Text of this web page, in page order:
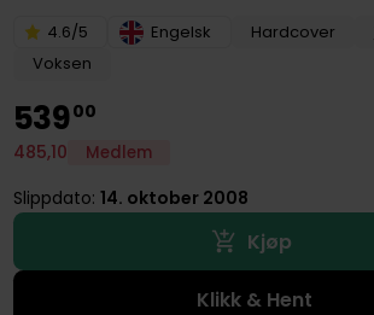
4.6/5 Engelsk Hardcover
Voksen
53900
485,10 Medlem
Slippdato: 14. oktober 2008
Kjøp
Klikk & Hent